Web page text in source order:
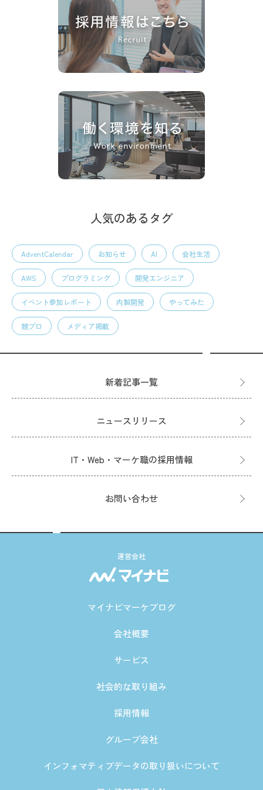
人気のあるタグ
AdventCalendar お知らせ AI 会社生活
AWS プログラミング 開発エンジニア
イベント参加レポート 内製開発 やってみた
競プロ メディア掲載
新着記事一覧
ニュースリリース
IT・Web・マーケ職の採用情報
お問い合わせ
運営会社
マイナビマーケブログ
会社概要
サービス
社会的な取り組み
採用情報
グループ会社
インフォマティブデータの取り扱いについて